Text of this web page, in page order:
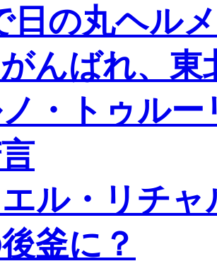
日の丸ヘル
んばれ、東
・トゥル
ル・リチ
釜に？